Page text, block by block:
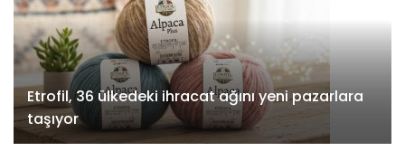
Etrofil, 36 ülkedeki ihracat ağını yeni pazarlara
taşıyor